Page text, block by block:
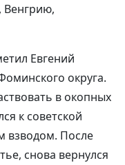
Евгений
округа.
в окопных
к советской
взводом. После
снова вернулся